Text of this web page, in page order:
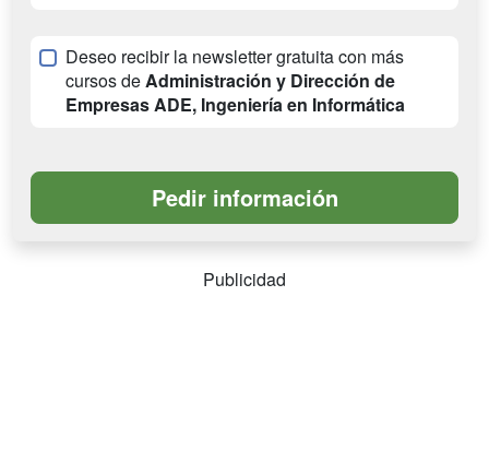
Deseo recibir la newsletter gratuita con más
cursos deAdministración y Dirección de
Empresas ADE, Ingeniería en Informática
Publicidad